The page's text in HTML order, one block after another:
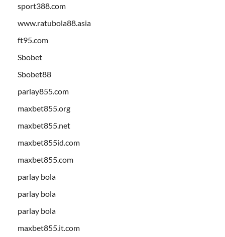
sport388.com
www.ratubola88.asia
ft95.com
Sbobet
Sbobet88
parlay855.com
maxbet855.org
maxbet855.net
maxbet855id.com
maxbet855.com
parlay bola
parlay bola
parlay bola
maxbet855.it.com